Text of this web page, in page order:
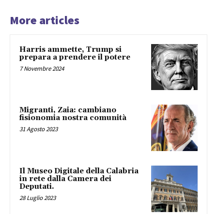
More articles
Harris ammette, Trump si
prepara a prendere il potere
7 Novembre 2024
Migranti, Zaia: cambiano
fisionomia nostra comunità
31 Agosto 2023
Il Museo Digitale della Calabria
in rete dalla Camera dei
Deputati.
28 Luglio 2023